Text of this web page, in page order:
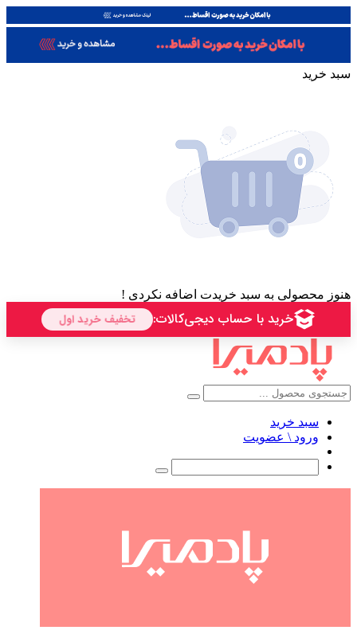
سبد خرید
هنوز محصولی به سبد خریدت اضافه نکردی !
سبد خرید
ورود \ عضویت